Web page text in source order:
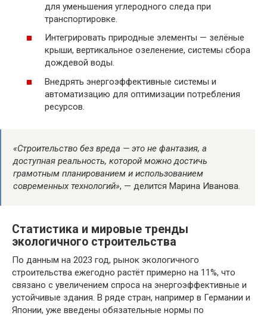
для уменьшения углеродного следа при
транспортировке.
Интегрировать природные элементы — зелёные
крыши, вертикальное озеленение, системы сбора
дождевой воды.
Внедрять энергоэффективные системы и
автоматизацию для оптимизации потребления
ресурсов.
«Строительство без вреда — это не фантазия, а
доступная реальность, которой можно достичь
грамотным планированием и использованием
современных технологий», — делится Марина Иванова.
Статистика и мировые тренды
экологичного строительства
По данным на 2023 год, рынок экологичного
строительства ежегодно растёт примерно на 11%, что
связано с увеличением спроса на энергоэффективные и
устойчивые здания. В ряде стран, например в Германии и
Японии, уже введены обязательные нормы по